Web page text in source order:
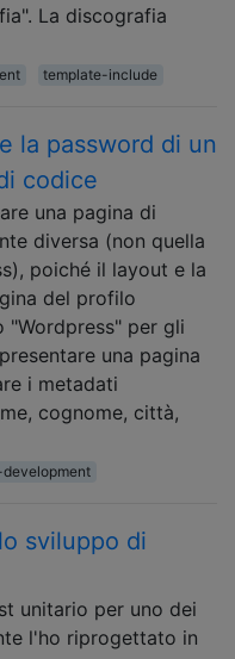
La discografia
template-include
la password di un
codice
una pagina di
diversa (non quella
poiché il layout e la
del profilo
per gli
una pagina
i metadati
cognome, città,
sviluppo di
unitario per uno dei
l'ho riprogettato in